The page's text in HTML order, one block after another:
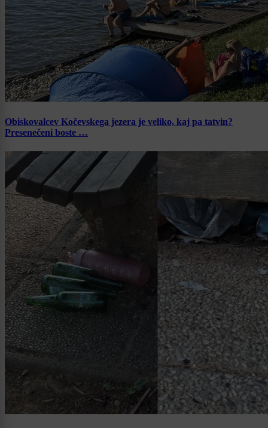
Obiskovalcev Kočevskega jezera je veliko, kaj pa tatvin?
Presenečeni boste …